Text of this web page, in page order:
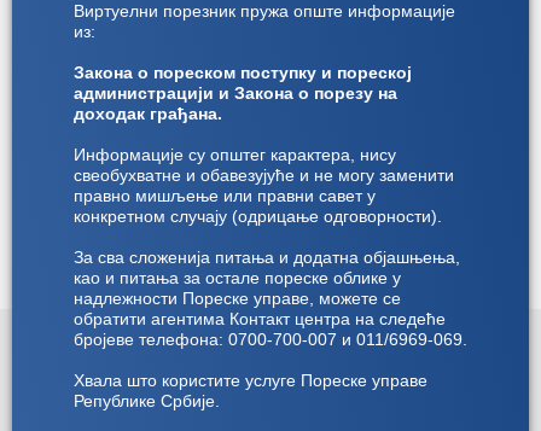
пореске пријаве о обрачунатом
годишњем порезу на доходак
грађанa
Детаљније
Виртуелни порезник пружа опште информације
из:
Закона о пореском поступку и пореској
администрацији и Закона о порезу на
доходак грађана.
Информације су општег карактера, нису
свеобухватне и обавезујуће и не могу заменити
правно мишљење или правни савет у
конкретном случају (одрицање одговорности).
За сва сложенија питања и додатна објашњења,
као и питања за остале пореске облике у
надлежности Пореске управе, можете се
обратити агентима Контакт центра на следеће
бројеве телефона: 0700-700-007 и 011/6969-069.
Хвала што користите услуге Пореске управе
Републике Србије.Министарство финансија